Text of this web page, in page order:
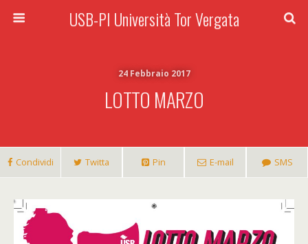
USB-PI Università Tor Vergata
24 Febbraio 2017
LOTTO MARZO
Condividi Twitta Pin E-mail SMS